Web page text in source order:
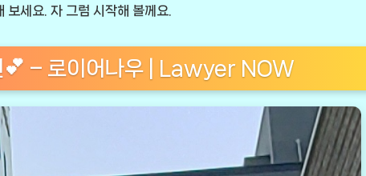
세요. 자 그럼 시작해 볼께요.
💕 – 로이어나우 | Lawyer NOW